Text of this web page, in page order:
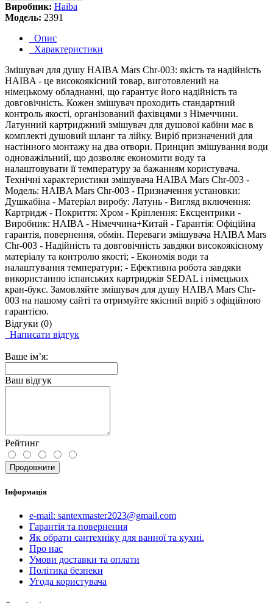
Виробник: Haiba
Модель: 2391
Опис
Характеристики
Змішувач для душу HAIBA Mars Chr-003: якість та надійність
HAIBA - це високоякісний товар, виготовлений на
німецькому обладнанні, що гарантує його надійність та
довговічність. Кожен змішувач проходить стандартний
контроль якості, організований фахівцями з Німеччини.
Латунний картриджний змішувач для душової кабіни має в
комплекті душовий шланг та лійку. Виріб призначений для
настінного монтажу на два отвори. Принцип змішування води
одноважільний, що дозволяє економити воду та
налаштовувати її температуру за бажанням користувача.
Технічні характеристики змішувача HAIBA Mars Chr-003 -
Модель: HAIBA Mars Chr-003 - Призначення установки:
Душкабіна - Матеріал виробу: Латунь - Вигляд включення:
Картридж - Покриття: Хром - Кріплення: Ексцентрики -
Виробник: HAIBA - Німеччина+Китай - Гарантія: Офіційна
гарантія, повернення, обмін. Переваги змішувача HAIBA Mars
Chr-003 - Надійність та довговічність завдяки високоякісному
матеріалу та контролю якості; - Економія води та
налаштування температури; - Ефективна робота завдяки
використанню іспанських картриджів SEDAL і німецьких
кран-букс. Замовляйте змішувач для душу HAIBA Mars Chr-
003 на нашому сайті та отримуйте якісний виріб з офіційною
гарантією.
Відгуки (0)
Написати відгук
Ваше ім’я:
Ваш відгук
Рейтинг
Продовжити
Інформація
e-mail: santexmaster2023@gmail.com
Гарантія та повернення
Як обрати сантехніку для ванної та кухні.
Про нас
Умови доставки та оплати
Політика безпеки
Угода користувача